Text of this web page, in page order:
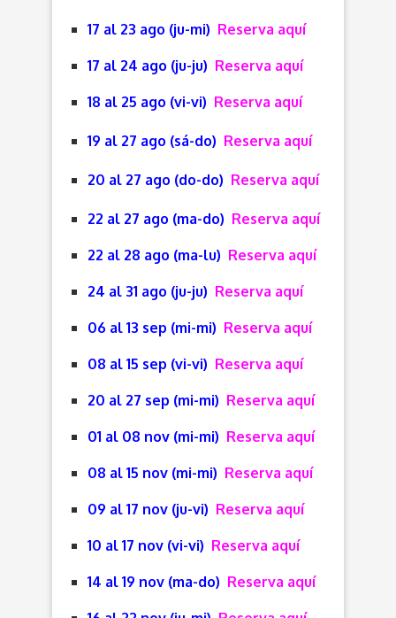
17 al 23 ago (ju-mi) Reserva aquí
17 al 24 ago (ju-ju) Reserva aquí
18 al 25 ago (vi-vi) Reserva aquí
19 al 27 ago (sá-do) Reserva aquí
20 al 27 ago (do-do) Reserva aquí
22 al 27 ago (ma-do) Reserva aquí
22 al 28 ago (ma-lu) Reserva aquí
24 al 31 ago (ju-ju) Reserva aquí
06 al 13 sep (mi-mi) Reserva aquí
08 al 15 sep (vi-vi) Reserva aquí
20 al 27 sep (mi-mi) Reserva aquí
01 al 08 nov (mi-mi) Reserva aquí
08 al 15 nov (mi-mi) Reserva aquí
09 al 17 nov (ju-vi) Reserva aquí
10 al 17 nov (vi-vi) Reserva aquí
14 al 19 nov (ma-do) Reserva aquí